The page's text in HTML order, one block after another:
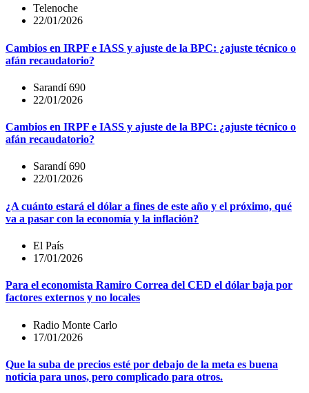
Telenoche
22/01/2026
Cambios en IRPF e IASS y ajuste de la BPC: ¿ajuste técnico o
afán recaudatorio?
Sarandí 690
22/01/2026
Cambios en IRPF e IASS y ajuste de la BPC: ¿ajuste técnico o
afán recaudatorio?
Sarandí 690
22/01/2026
¿A cuánto estará el dólar a fines de este año y el próximo, qué
va a pasar con la economía y la inflación?
El País
17/01/2026
Para el economista Ramiro Correa del CED el dólar baja por
factores externos y no locales
Radio Monte Carlo
17/01/2026
Que la suba de precios esté por debajo de la meta es buena
noticia para unos, pero complicado para otros.